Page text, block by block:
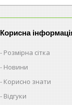
Корисна
Розмірна сітка
Новини
Корисно знати
Відгуки